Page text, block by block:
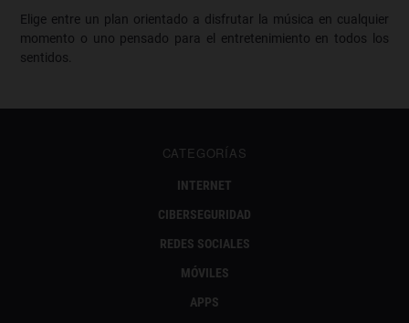
Elige entre un plan orientado a disfrutar la música en cualquier
momento o uno pensado para el entretenimiento en todos los
sentidos.
CATEGORÍAS
INTERNET
CIBERSEGURIDAD
REDES SOCIALES
MÓVILES
APPS